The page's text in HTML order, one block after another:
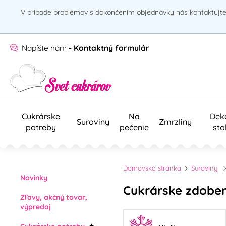
V prípade problémov s dokončením objednávky nás kontaktujte
Napíšte nám - Kontaktný formulár
Cukrárske
potreby
Suroviny
Na
pečenie
Zmrzliny
Novinky
Zľavy, akčný tovar,
výpredaj
Domovská stránka Suroviny
Cukrárske